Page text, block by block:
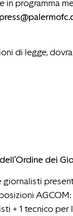
in programma
di legge,
dei
+ 1 tecnico